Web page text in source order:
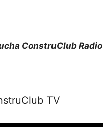
ConstruClub Radio
TV